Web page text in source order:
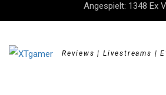
Angespielt: 1348 Ex
Reviews | Livestreams |